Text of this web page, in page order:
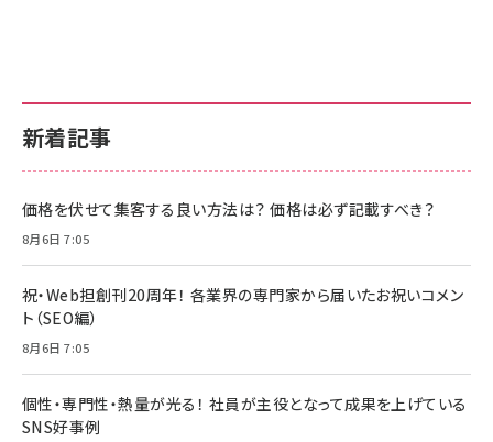
新着記事
価格を伏せて集客する良い方法は？ 価格は必ず記載すべき？
8月6日 7:05
祝・Web担創刊20周年！ 各業界の専門家から届いたお祝いコメン
ト（SEO編）
8月6日 7:05
個性・専門性・熱量が光る！ 社員が主役となって成果を上げている
SNS好事例